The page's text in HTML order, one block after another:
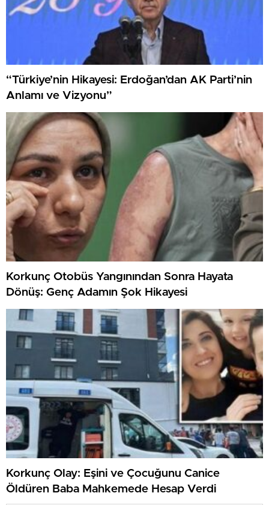
“Türkiye’nin Hikayesi: Erdoğan’dan AK Parti’nin
Anlamı ve Vizyonu”
Korkunç Otobüs Yangınından Sonra Hayata
Dönüş: Genç Adamın Şok Hikayesi
Korkunç Olay: Eşini ve Çocuğunu Canice
Öldüren Baba Mahkemede Hesap Verdi